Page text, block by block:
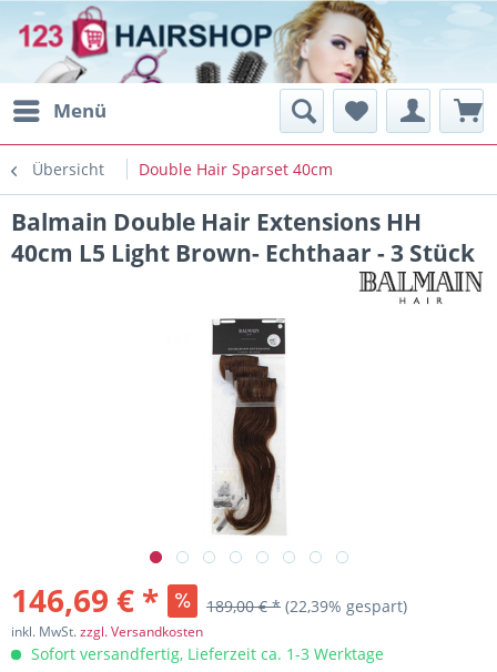
Menü
Übersicht Double Hair Sparset 40cm
Balmain Double Hair Extensions HH
40cm L5 Light Brown- Echthaar - 3 Stück
146,69 € * 189,00 € * (22,39% gespart)
inkl. MwSt.zzgl. Versandkosten
Sofort versandfertig, Lieferzeit ca. 1-3 Werktage